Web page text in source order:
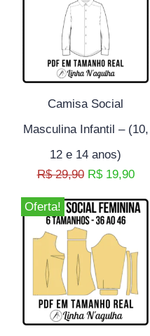
Camisa Social
Masculina Infantil – (10,
12 e 14 anos)
R$29,90 R$19,90
Oferta!